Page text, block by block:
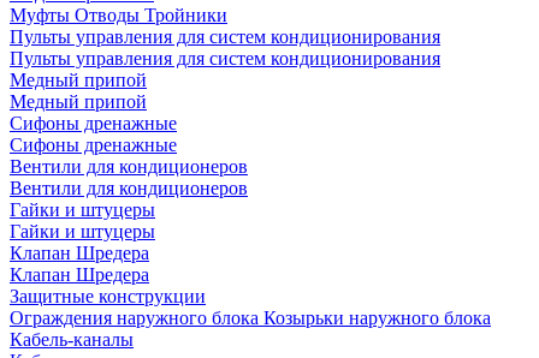
Муфты Отводы Тройники
Пульты управления для систем кондиционирования
Пульты управления для систем кондиционирования
Медный припой
Медный припой
Сифоны дренажные
Сифоны дренажные
Вентили для кондиционеров
Вентили для кондиционеров
Гайки и штуцеры
Гайки и штуцеры
Клапан Шредера
Клапан Шредера
Защитные конструкции
Ограждения наружного блока Козырьки наружного блока
Кабель-каналы